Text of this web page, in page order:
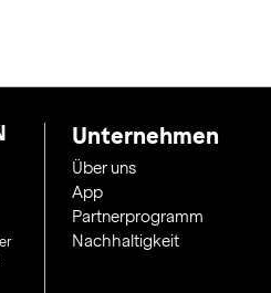
Unternehmen
Über uns
App
Partnerprogramm
Nachhaltigkeit